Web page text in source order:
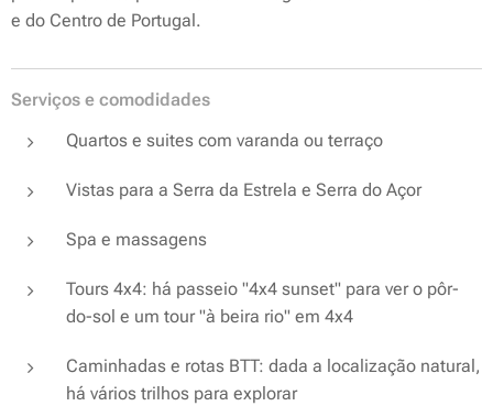
e do Centro de Portugal.
Serviços e comodidades
Quartos e suites com varanda ou terraço
Vistas para a Serra da Estrela e Serra do Açor
Spa e massagens
Tours 4x4: há passeio "4x4 sunset" para ver o pôr-
do-sol e um tour "à beira rio" em 4x4
Caminhadas e rotas BTT: dada a localização natural,
há vários trilhos para explorar